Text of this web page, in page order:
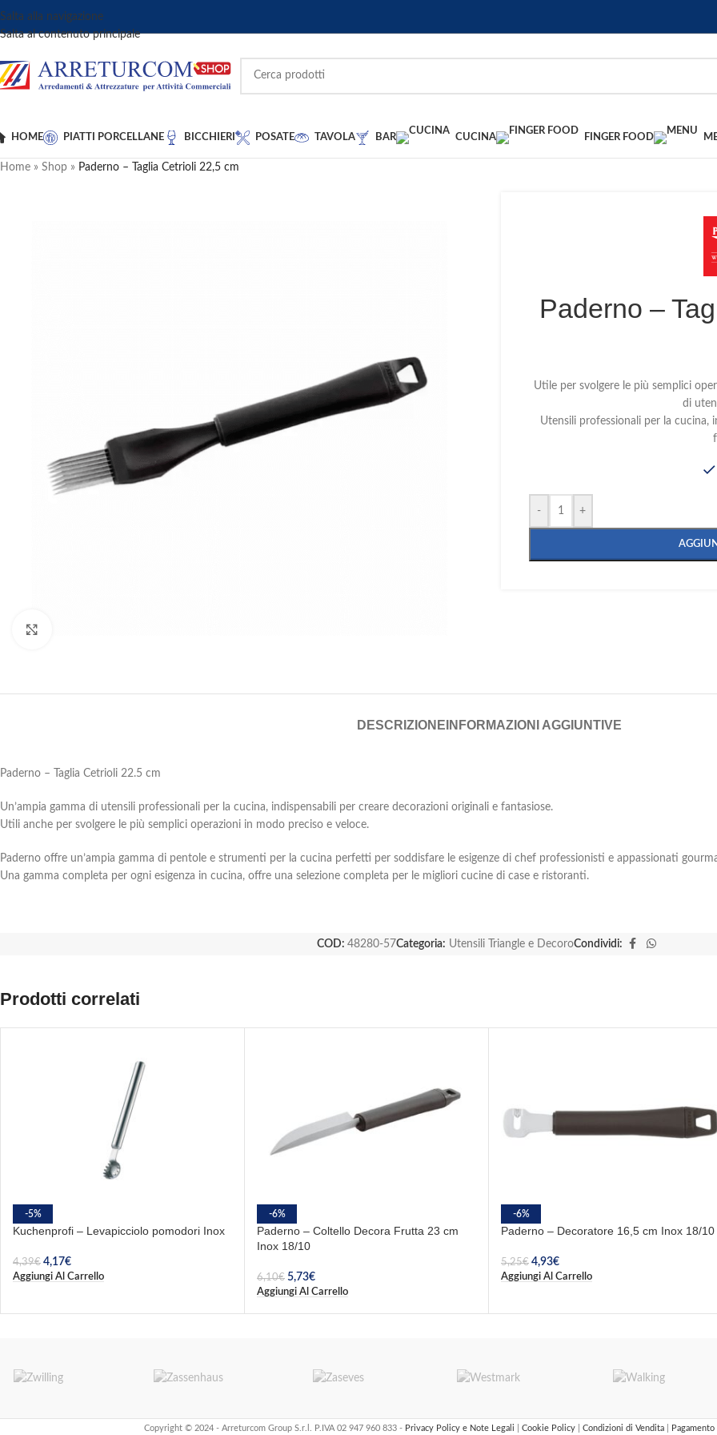
Salta alla navigazione
Salta al contenuto principale
HOME PIATTI PORCELLANE BICCHIERI POSATE TAVOLA BAR CUCINA FINGER FOOD
Home » Shop » Paderno – Taglia Cetrioli 22,5 cm
Paderno –
Utile per svolgere le più semplici
di
Utensili professionali per la cucina,
- +
DESCRIZIONE INFORMAZIONI AGGIUNTIVE
Paderno – Taglia Cetrioli 22.5 cm
Un’ampia gamma di utensili professionali per la cucina, indispensabili per creare decorazioni originali e fantasiose.
Utili anche per svolgere le più semplici operazioni in modo preciso e veloce.
Paderno offre un’ampia gamma di pentole e strumenti per la cucina perfetti per soddisfare le esigenze di chef professionisti e appassionati
Una gamma completa per ogni esigenza in cucina, offre una selezione completa per le migliori cucine di case e ristoranti.
COD: 48280-57Categoria: Utensili Triangle e DecoroCondividi:
Prodotti correlati
-5%
Kuchenprofi – Levapicciolo pomodori Inox
4,39€ 4,17€
Aggiungi Al Carrello
-6%
Paderno – Coltello Decora Frutta 23 cm
Inox 18/10
6,10€ 5,73€
Aggiungi Al Carrello
-6%
Paderno – Decoratore 16,5 cm Inox 18/10
5,25€ 4,93€
Aggiungi Al Carrello
Copyright © 2024 - Arreturcom Group S.r.l. P.IVA 02 947 960 833 - Privacy Policy e Note Legali Cookie Policy Condizioni di Vendita